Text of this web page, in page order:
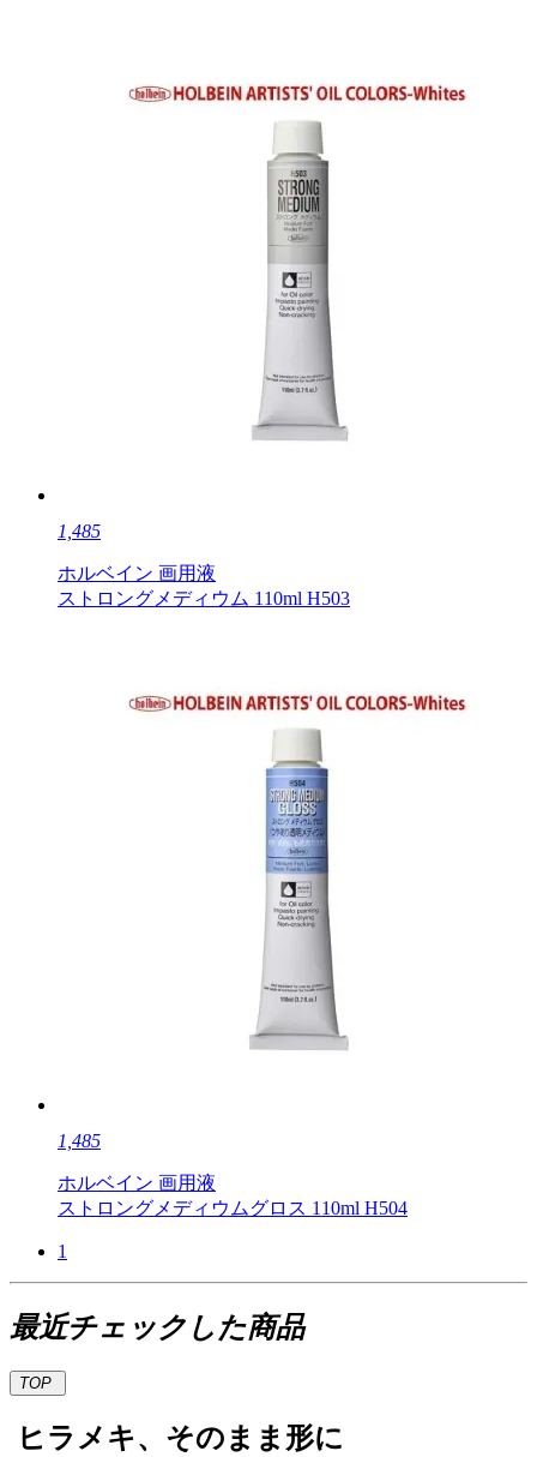
1,485
ホルベイン 画用液
ストロングメディウム 110ml H503
1,485
ホルベイン 画用液
ストロングメディウムグロス 110ml H504
1
最近チェックした商品
TOP
ヒラメキ、そのまま形に